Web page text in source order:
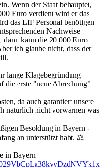
Wenn der Staat behauptet,
Euro verdient wird er das
das LfF Personal benötigen
Nachweise
dann kann die 20.000 Euro
ich glaube nicht, dass der
lange Klagebegründung
die erste "neue Abrechung"
da auch garantiert unsere
natürlich nicht vorwarnen was
Besoldung in Bayern -
an unterstützt habt. ⚖️
in Bayern